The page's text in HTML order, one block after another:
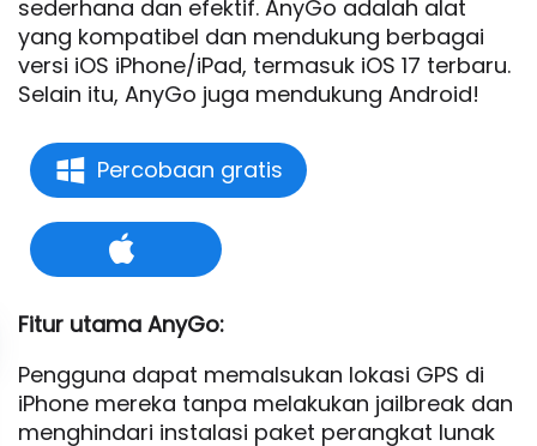
sederhana dan efektif. AnyGo adalah alat
yang kompatibel dan mendukung berbagai
versi iOS iPhone/iPad, termasuk iOS 17 terbaru.
Selain itu, AnyGo juga mendukung Android!
Percobaan gratis
Fitur utama AnyGo:
Pengguna dapat memalsukan lokasi GPS di
iPhone mereka tanpa melakukan jailbreak dan
menghindari instalasi paket perangkat lunak